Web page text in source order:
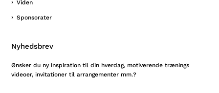
Viden
Sponsorater
Nyhedsbrev
Ønsker du ny inspiration til din hverdag, motiverende trænings
videoer, invitationer til arrangementer mm.?